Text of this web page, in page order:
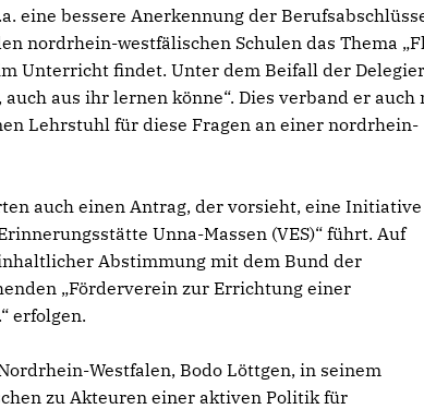
eine bessere Anerkennung der
nordrhein-westfälischen Schulen das Thema
Unterricht findet. Unter dem Beifall der
aus ihr lernen könne“. Dies verband er auch
Lehrstuhl für diese Fragen an einer nordrhein-
auch einen Antrag, der vorsieht, eine
Unna-Massen (VES)“ führt. Auf
Abstimmung mit dem Bund der
„Förderverein zur Errichtung einer
erfolgen.
Westfalen, Bodo Löttgen, in seinem
zu Akteuren einer aktiven Politik für